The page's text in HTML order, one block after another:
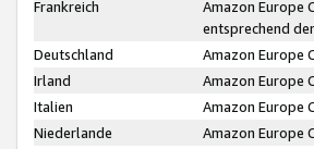
Frankreich
Amazon Europe
entsprechend
Deutschland
Amazon Europe
Irland
Amazon Europe
Italien
Amazon Europe
Niederlande
Amazon Europe